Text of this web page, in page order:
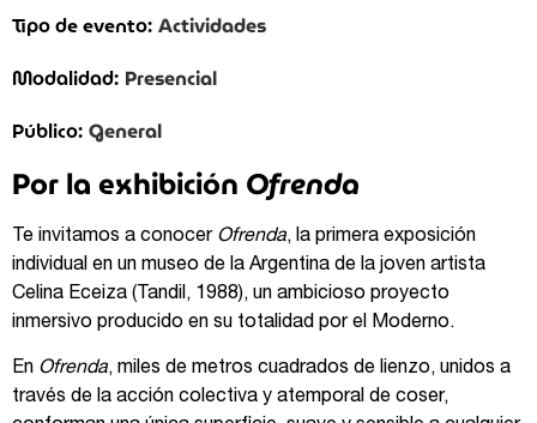
Tipo de evento: Actividades
Modalidad: Presencial
Público: General
Por la exhibición Ofrenda
Te invitamos a conocer Ofrenda, la primera exposición
individual en un museo de la Argentina de la joven artista
Celina Eceiza (Tandil, 1988), un ambicioso proyecto
inmersivo producido en su totalidad por el Moderno.
En Ofrenda, miles de metros cuadrados de lienzo, unidos a
través de la acción colectiva y atemporal de coser,